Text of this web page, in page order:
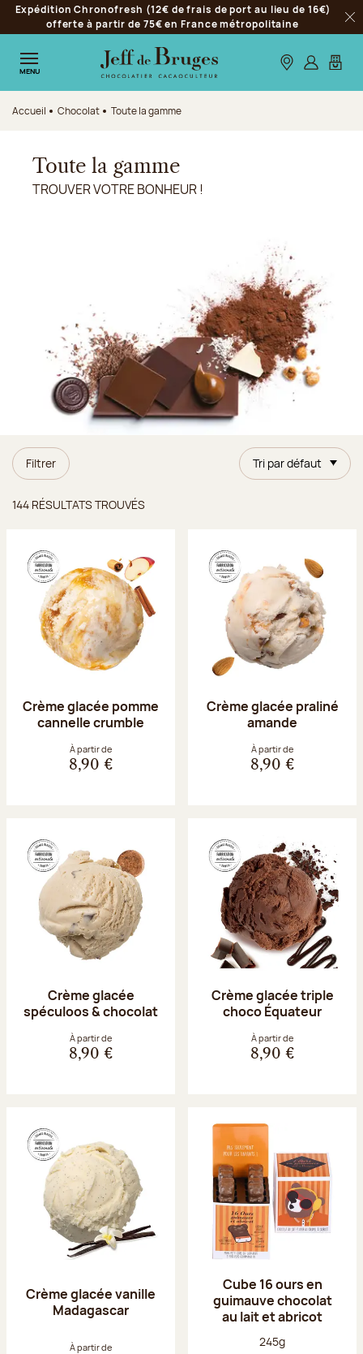
Aller à la navigation
Aller au contenu principal
Aller au pied de page
Expédition Chronofresh (12€ de frais de port au lieu de 16€)
offerte à partir de 75€ en France métropolitaine
MENU Nos boutiques
S’identifier
Mon
Accueil Chocolat Toute la gamme
Toute la gamme
TROUVER VOTRE BONHEUR !
Filtrer Tri par défaut
144 RÉSULTATS TROUVÉS
Crème glacée pomme
cannelle crumble
À partir de
8,90 €
Crème glacée praliné
amande
À partir de
8,90 €
Crème glacée
spéculoos & chocolat
À partir de
8,90 €
Crème glacée triple
choco Équateur
À partir de
8,90 €
Crème glacée vanille
Madagascar
À partir de
Cube 16 ours en
guimauve chocolat
au lait et abricot
Poids net :
245g